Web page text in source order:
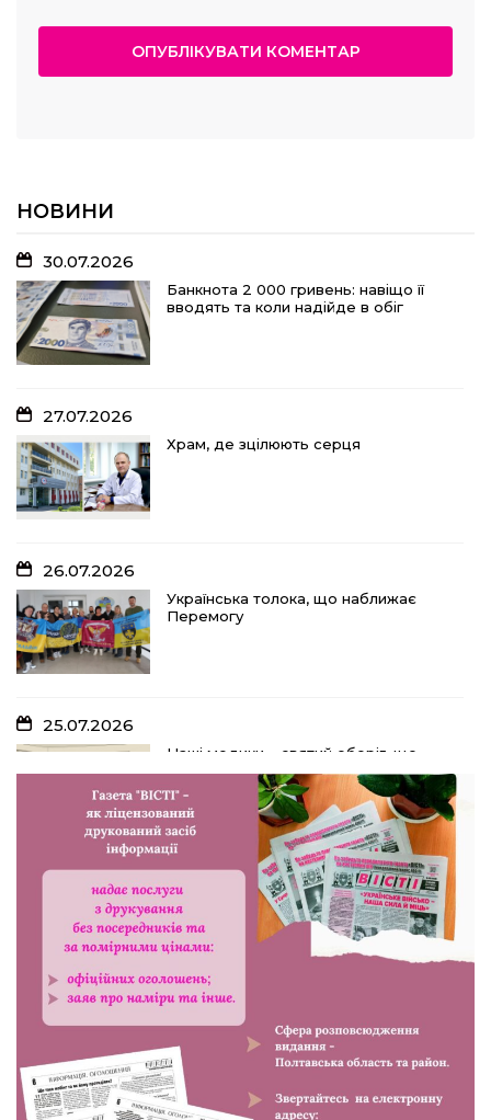
НОВИНИ
30.07.2026
Банкнота 2 000 гривень: навіщо її
вводять та коли надійде в обіг
27.07.2026
Храм, де зцілюють серця
26.07.2026
Українська толока, що наближає
Перемогу
25.07.2026
Наші медики – святий оберіг, що
дарує надію, турботу і здоров’я
24.07.2026
Попри примхи погоди – з вірою в
урожай: як жнивують на полях ПП
«імені Калашника»
У Розсошенцях встановили
меморіальну дошку на честь
захисника Дениса Дудки